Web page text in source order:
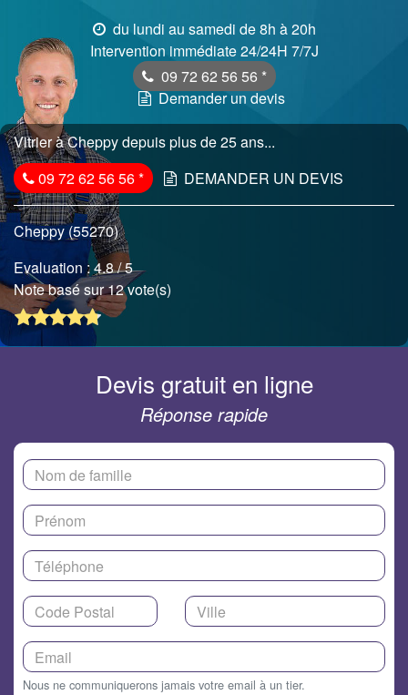
du lundi au samedi de 8h à 20h
Intervention immédiate 24/24H 7/7J
09 72 62 56 56 *
Demander un devis
Vitrier à Cheppy depuis plus de 25 ans...
09 72 62 56 56* DEMANDER UN DEVIS
Cheppy (55270)
Evaluation :4.8/ 5
Note basé sur 12 vote(s)
Devis gratuit en ligne
Réponse rapide
Nous ne communiquerons jamais votre email à un tier.